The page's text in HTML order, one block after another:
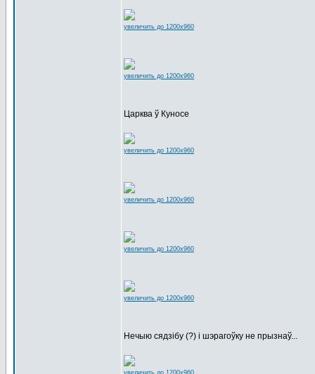
увеличить до 1200x960
увеличить до 1200x960
Царква ў Куносе
увеличить до 1200x960
увеличить до 1200x960
увеличить до 1200x960
увеличить до 1200x960
Нечыю сядзібу (?) і шэрагоўку не прызнаў...
увеличить до 1200x960